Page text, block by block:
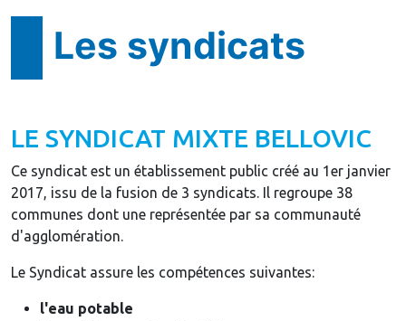
Les syndicats
LE SYNDICAT MIXTE BELLOVIC
Ce syndicat est un établissement public créé au 1er janvier
2017, issu de la fusion de 3 syndicats. Il regroupe 38
communes dont une représentée par sa communauté
d'agglomération.
Le Syndicat assure les compétences suivantes:
l'eau potable